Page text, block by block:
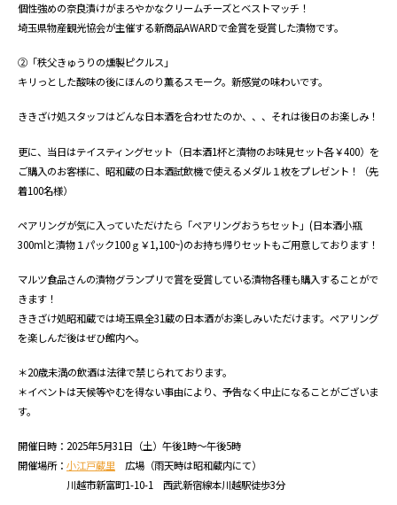
個性強めの奈良漬けがまろやかなクリームチーズとベストマッチ！
埼玉県物産観光協会が主催する新商品AWARDで金賞を受賞した漬物です。
②「秩父きゅうりの燻製ピクルス」
キリっとした酸味の後にほんのり薫るスモーク。新感覚の味わいです。
ききざけ処スタッフはどんな日本酒を合わせたのか、、、それは後日のお楽しみ！
更に、当日はテイスティングセット（日本酒1杯と漬物のお味見セット各￥400）を
ご購入のお客様に、昭和蔵の日本酒試飲機で使えるメダル１枚をプレゼント！（先
着100名様）
ペアリングが気に入っていただけたら「ペアリングおうちセット」(日本酒小瓶
300mlと漬物１パック100ｇ￥1,100~)のお持ち帰りセットもご用意しております！
マルツ食品さんの漬物グランプリで賞を受賞している漬物各種も購入することがで
きます！
ききざけ処昭和蔵では埼玉県全31蔵の日本酒がお楽しみいただけます。ペアリング
を楽しんだ後はぜひ館内へ。
＊20歳未満の飲酒は法律で禁じられております。
＊イベントは天候等やむを得ない事由により、予告なく中止になることがございま
す。
開催日時：2025年5月31日（土）午後1時～午後5時
開催場所： 小江戸蔵里 広場（雨天時は昭和蔵内にて）
川越市新富町1-10-1 西武新宿線本川越駅徒歩3分